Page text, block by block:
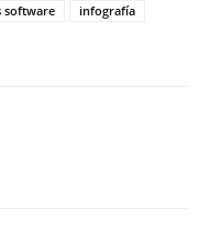
software
infografía